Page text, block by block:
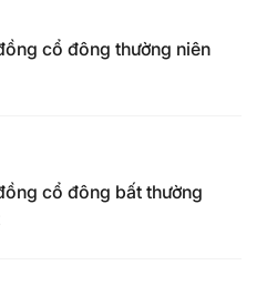
cổ đông thường niên
cổ đông bất thường